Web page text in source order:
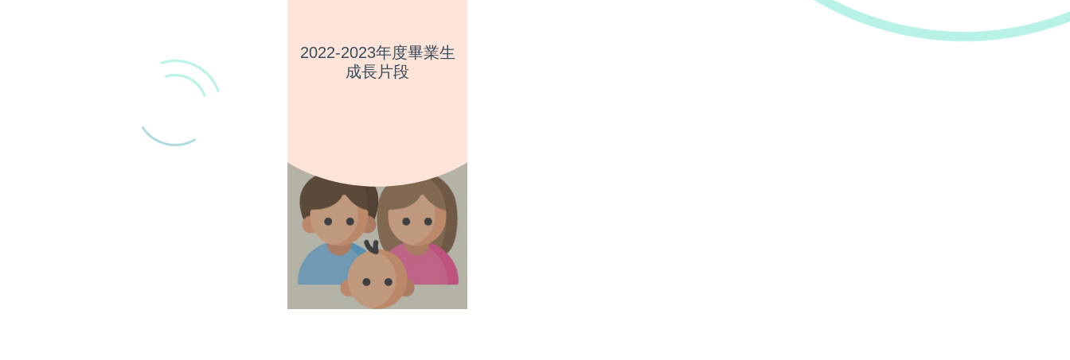
2022-2023年度畢業生
成長片段